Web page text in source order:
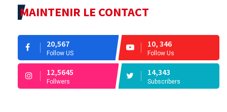
MAINTENIR LE CONTACT
20,567
Follow US
10, 346
Follow Us
12,5645
Follwers
14,343
Subscribers